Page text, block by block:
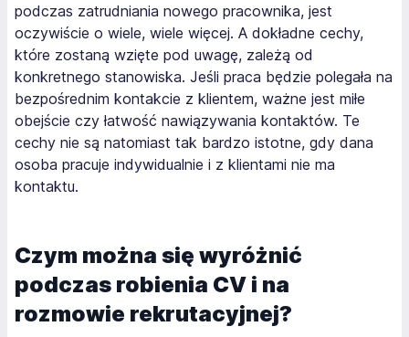
podczas zatrudniania nowego pracownika, jest
oczywiście o wiele, wiele więcej. A dokładne cechy,
które zostaną wzięte pod uwagę, zależą od
konkretnego stanowiska. Jeśli praca będzie polegała na
bezpośrednim kontakcie z klientem, ważne jest miłe
obejście czy łatwość nawiązywania kontaktów. Te
cechy nie są natomiast tak bardzo istotne, gdy dana
osoba pracuje indywidualnie i z klientami nie ma
kontaktu.
Czym można się wyróżnić
podczas robienia CV i na
rozmowie rekrutacyjnej?